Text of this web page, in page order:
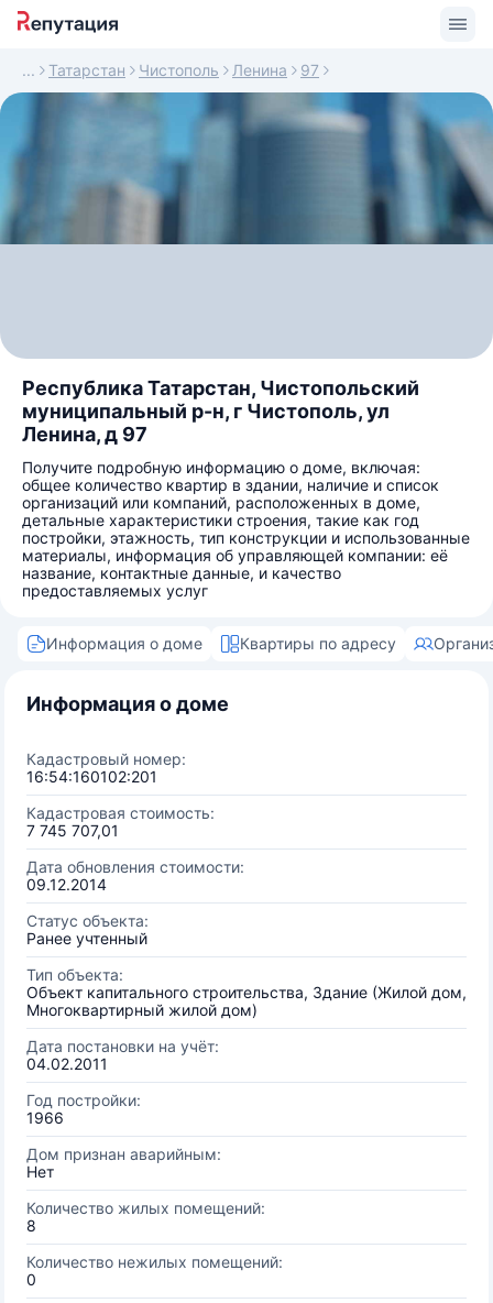
Татарстан Чистополь Ленина 97
Республика Татарстан, Чистопольский
муниципальный р-н, г Чистополь, ул
Ленина, д 97
Получите подробную информацию о доме, включая:
общее количество квартир в здании, наличие и список
организаций или компаний, расположенных в доме,
детальные характеристики строения, такие как год
постройки, этажность, тип конструкции и использованные
материалы, информация об управляющей компании: её
название, контактные данные, и качество
предоставляемых услуг
Информация о доме Квартиры по адресу
Информация о доме
Кадастровый номер:
16:54:160102:201
Кадастровая стоимость:
7 745 707,01
Дата обновления стоимости:
09.12.2014
Статус объекта:
Ранее учтенный
Тип объекта:
Объект капитального строительства, Здание (Жилой дом,
Многоквартирный жилой дом)
Дата постановки на учёт:
04.02.2011
Год постройки:
1966
Дом признан аварийным:
Нет
Количество жилых помещений:
8
Количество нежилых помещений:
0